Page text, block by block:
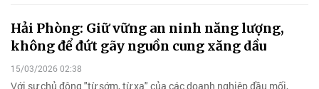
Hải Phòng: Giữ vững an ninh năng lượng,
không để đứt gãy nguồn cung xăng dầu
15/03/2026 02:38
Với sự chủ động "từ sớm, từ xa" của các doanh nghiệp đầu mối,